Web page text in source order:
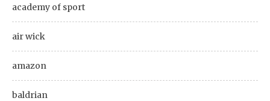
academy of sport
air wick
amazon
baldrian